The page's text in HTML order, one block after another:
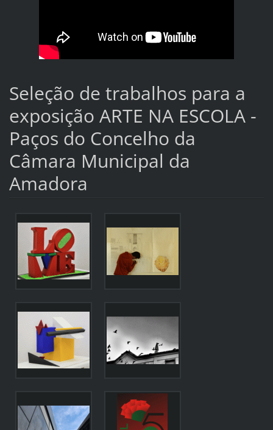
Seleção de trabalhos para a
exposição ARTE NA ESCOLA -
Paços do Concelho da
Câmara Municipal da
Amadora